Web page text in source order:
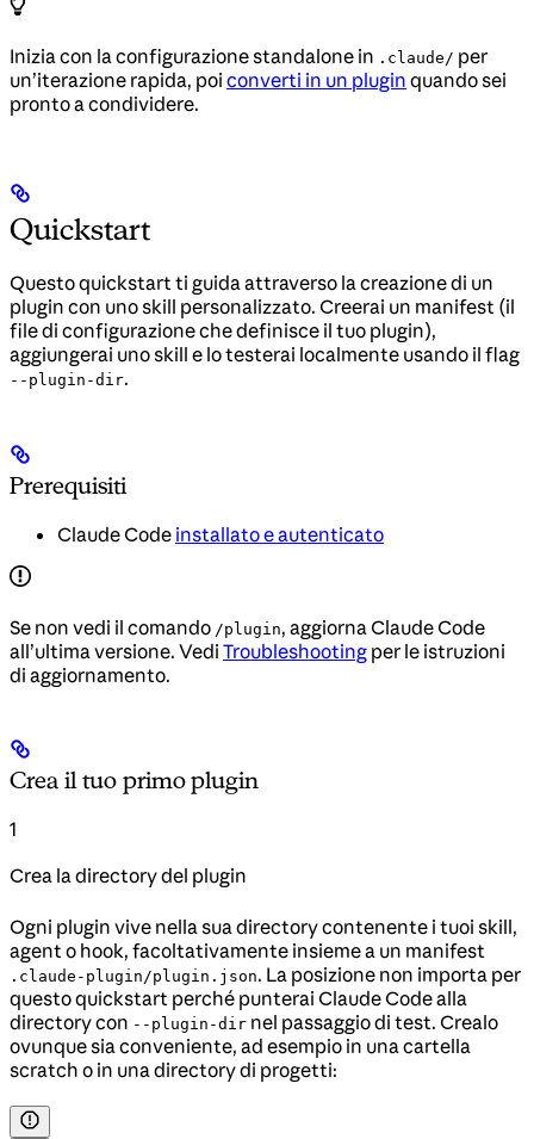
Inizia con la configurazione standalone in .claude/ per
un’iterazione rapida, poi converti in un plugin quando sei
pronto a condividere.
Quickstart
Questo quickstart ti guida attraverso la creazione di un
plugin con uno skill personalizzato. Creerai un manifest (il
file di configurazione che definisce il tuo plugin),
aggiungerai uno skill e lo testerai localmente usando il flag
--plugin-dir.
Prerequisiti
Claude Code installato e autenticato
Se non vedi il comando /plugin, aggiorna Claude Code
all’ultima versione. Vedi Troubleshooting per le istruzioni
di aggiornamento.
Crea il tuo primo plugin
1
Crea la directory del plugin
Ogni plugin vive nella sua directory contenente i tuoi skill,
agent o hook, facoltativamente insieme a un manifest
.claude-plugin/plugin.json. La posizione non importa per
questo quickstart perché punterai Claude Code alla
directory con --plugin-dir nel passaggio di test. Crealo
ovunque sia conveniente, ad esempio in una cartella
scratch o in una directory di progetti: